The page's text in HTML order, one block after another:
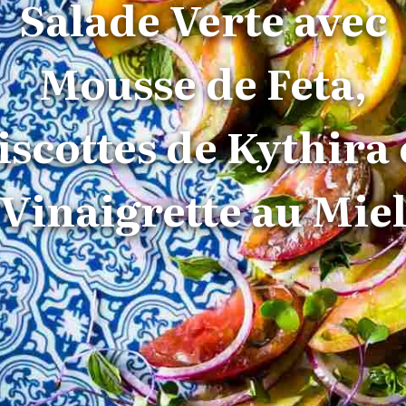
Salade Verte avec
Mousse de Feta,
de Kythira
Vinaigrette au Miel